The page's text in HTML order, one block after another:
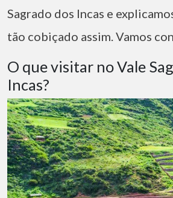
Sagrado dos Incas e
tão cobiçado assim. Vamos
O que visitar no Vale
Incas?